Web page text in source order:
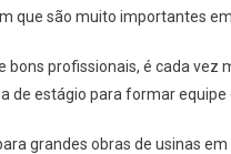
que são muito importantes
bons profissionais, é cada
de estágio para formar
grandes obras de usinas